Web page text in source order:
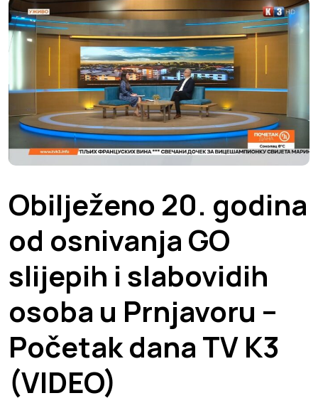
Obilježeno 20. godina
od osnivanja GO
slijepih i slabovidih
osoba u Prnjavoru –
Početak dana TV K3
(VIDEO)